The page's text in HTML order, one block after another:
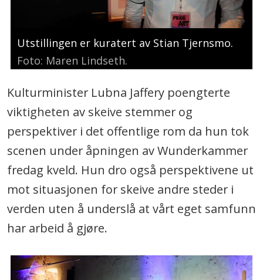
Utstillingen er kuratert av Stian Tjernsmo.
Foto: Maren Lindseth.
Kulturminister Lubna Jaffery poengterte
viktigheten av skeive stemmer og
perspektiver i det offentlige rom da hun tok
scenen under åpningen av Wunderkammer
fredag kveld. Hun dro også perspektivene ut
mot situasjonen for skeive andre steder i
verden uten å underslå at vårt eget samfunn
har arbeid å gjøre.